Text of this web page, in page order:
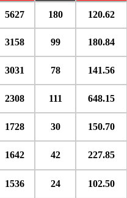
5627 180 120.62
3158 99 180.84
3031 78 141.56
2308 111 648.15
1728 30 150.70
1642 42 227.85
1536 24 102.50